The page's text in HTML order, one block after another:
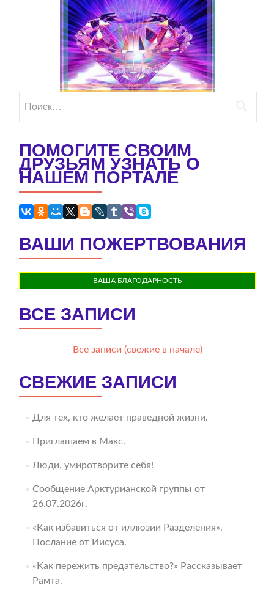
ПОМОГИТЕ СВОИМ
ДРУЗЬЯМ УЗНАТЬ О
НАШЕМ ПОРТАЛЕ
ВАШИ ПОЖЕРТВОВАНИЯ
ВАША БЛАГОДАРНОСТЬ
ВСЕ ЗАПИСИ
Все записи (свежие в начале)
СВЕЖИЕ ЗАПИСИ
Для тех, кто желает праведной жизни.
Приглашаем в Макс.
Люди, умиротворите себя!
Сообщение Арктурианской группы от
26.07.2026г.
«Как избавиться от иллюзии Разделения».
Послание от Иисуса.
«Как пережить предательство?» Рассказывает
Рамта.